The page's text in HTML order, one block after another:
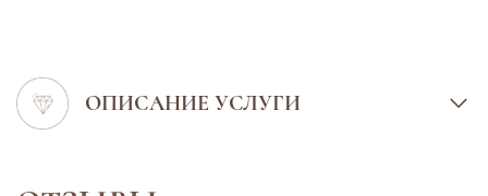
ОПИСАНИЕ УСЛУГИ